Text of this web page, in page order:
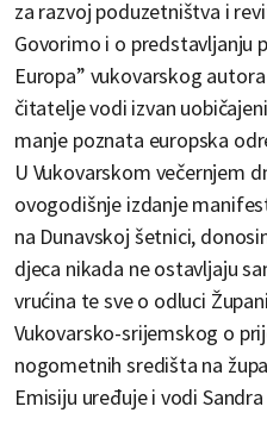
za razvoj poduzetništva i
Govorimo i o predstavljanju
Europa” vukovarskog
čitatelje vodi izvan
manje poznata europska
U Vukovarskom večernjem
ovogodišnje izdanje
na Dunavskoj šetnici,
djeca nikada ne ostavljaju
vrućina te sve o odluci
Vukovarsko-srijemskog o
nogometnih središta na
Emisiju uređuje i vodi